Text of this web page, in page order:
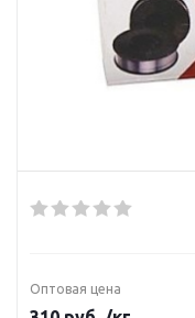
Оптовая цена